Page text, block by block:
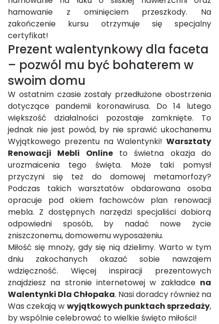
hamowanie z ominięciem przeszkody. Na
zakończenie kursu otrzymuje się specjalny
certyfikat!
Prezent walentynkowy dla faceta
– pozwól mu być bohaterem w
swoim domu
W ostatnim czasie zostały przedłużone obostrzenia
dotyczące pandemii koronawirusa. Do 14 lutego
większość działalności pozostaje zamknięte. To
jednak nie jest powód, by nie sprawić ukochanemu
Wyjątkowego prezentu na Walentynki! Warsztaty
Renowacji Mebli Onlineto świetna okazja do
urozmaicenia tego święta. Może taki pomysł
przyczyni się też do domowej metamorfozy?
Podczas takich warsztatów obdarowana osoba
opracuje pod okiem fachowców plan renowacji
mebla. Z dostępnych narzędzi specjaliści dobiorą
odpowiedni sposób, by nadać nowe życie
zniszczonemu, domowemu wyposażeniu.
Miłość się mnoży, gdy się nią dzielimy. Warto w tym
dniu zakochanych okazać sobie nawzajem
wdzięczność. Więcej inspiracji prezentowych
znajdziesz na stronie internetowej w zakładce na
Walentynki Dla Chłopaka. Nasi doradcy również na
Was czekają w wyjątkowych punktach sprzedaży,
by wspólnie celebrować to wielkie święto miłości!